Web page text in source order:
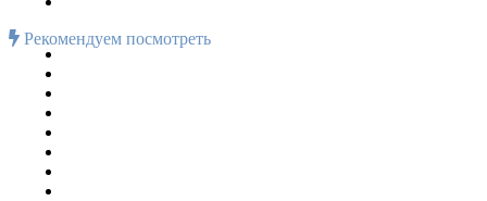
Рекомендуем посмотреть